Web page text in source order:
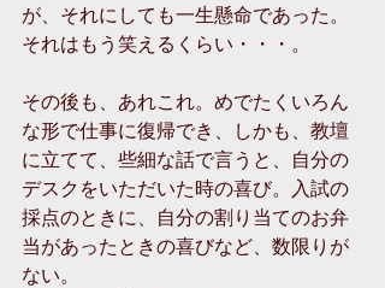
が、それにしても一生懸命であった。
それはもう笑えるくらい・・・。
その後も、あれこれ。めでたくいろん
な形で仕事に復帰でき、しかも、教壇
に立てて、些細な話で言うと、自分の
デスクをいただいた時の喜び。入試の
採点のときに、自分の割り当てのお弁
当があったときの喜びなど、数限りが
ない。